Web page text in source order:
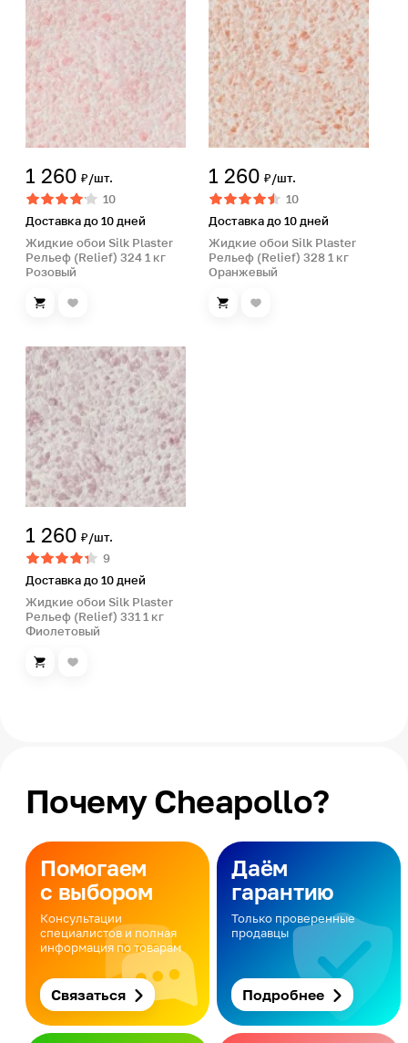
1 260 ₽/шт.
10
Доставка до 10 дней
Жидкие обои Silk Plaster
Рельеф (Relief) 324 1 кг
Розовый
1 260 ₽/шт.
10
Доставка до 10 дней
Жидкие обои Silk Plaster
Рельеф (Relief) 328 1 кг
Оранжевый
1 260 ₽/шт.
9
Доставка до 10 дней
Жидкие обои Silk Plaster
Рельеф (Relief) 331 1 кг
Фиолетовый
Почему Cheapollo?
Помогаем
с выбором
Консультации
специалистов и полная
информация по товарам
Связаться
Даём
гарантию
Только проверенные
продавцы
Подробнее